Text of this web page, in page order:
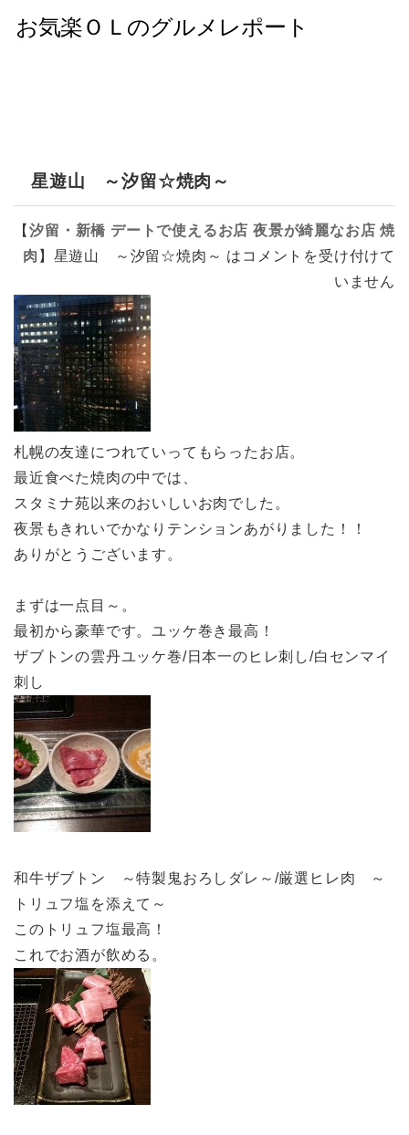
星遊山 ～汐留☆焼肉～
【汐留・新橋 デートで使えるお店 夜景が綺麗なお店 焼
肉 】 星遊山 ～汐留☆焼肉～ は コメントを受け付けて
いません
札幌の友達につれていってもらったお店。
最近食べた焼肉の中では、
スタミナ苑以来のおいしいお肉でした。
夜景もきれいでかなりテンションあがりました！！
ありがとうございます。
まずは一点目～。
最初から豪華です。ユッケ巻き最高！
ザブトンの雲丹ユッケ巻/日本一のヒレ刺し/白センマイ
刺し
和牛ザブトン ～特製鬼おろしダレ～/厳選ヒレ肉 ～
トリュフ塩を添えて～
このトリュフ塩最高！
これでお酒が飲める。